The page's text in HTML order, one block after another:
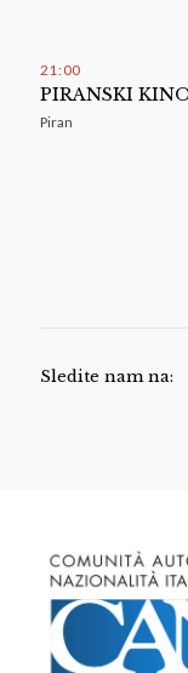
21 00
PIRANSKI
Piran
Sledite nam na: